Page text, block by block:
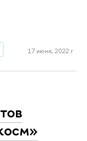
17 июня, 2022 г.